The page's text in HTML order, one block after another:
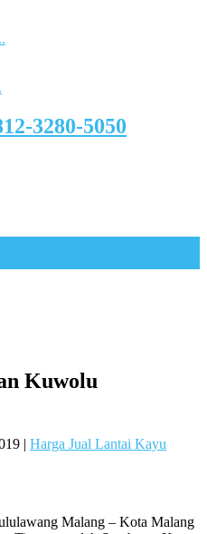
3280-5050
Kuwolu
| Harga Jual Lantai Kayu
Malang – Kota Malang